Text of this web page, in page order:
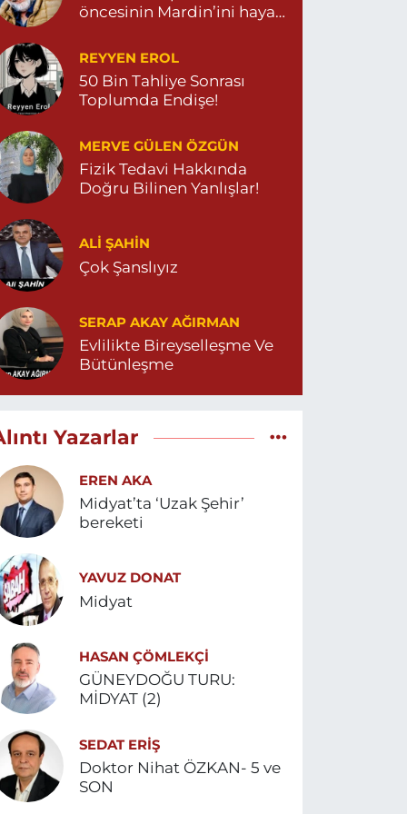
öncesinin Mardin’ini hayal
REYYEN EROL
50 Bin Tahliye Sonrası
Toplumda Endişe!
MERVE GÜLEN ÖZGÜN
Fizik Tedavi Hakkında
Doğru Bilinen Yanlışlar!
ALI ŞAHİN
Çok Şanslıyız
SERAP AKAY AĞIRMAN
Evlilikte Bireyselleşme Ve
Bütünleşme
Yazarlar
EREN AKA
Midyat’ta ‘Uzak Şehir’
bereketi
YAVUZ DONAT
Midyat
HASAN ÇÖMLEKÇİ
GÜNEYDOĞU TURU:
MİDYAT (2)
SEDAT ERİŞ
Doktor Nihat ÖZKAN- 5 ve
SON